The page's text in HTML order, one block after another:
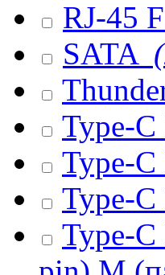
RJ-45
SATA
Type-
Type-
Type-C
Type-